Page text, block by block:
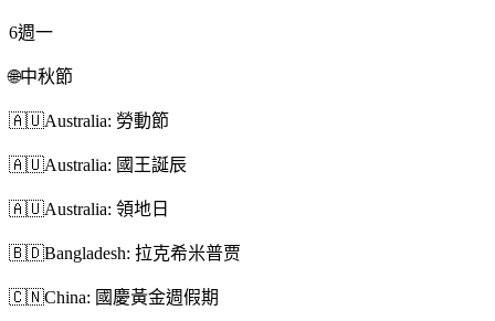
6週一
🌐中秋節
🇦🇺Australia: 勞動節
🇦🇺Australia: 國王誕辰
🇦🇺Australia: 領地日
🇧🇩Bangladesh: 拉克希米普贾
🇨🇳China: 國慶黃金週假期